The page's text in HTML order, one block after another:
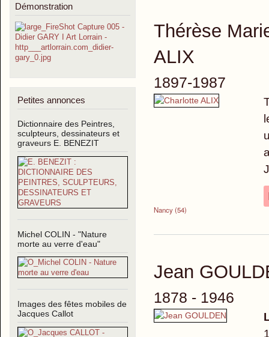
Démonstration
Petites annonces
Dictionnaire des Peintres,
sculpteurs, dessinateurs et
graveurs E. BENEZIT
Michel COLIN - "Nature
morte au verre d'eau"
Images des fêtes mobiles de
Jacques Callot
Thérèse
ALIX
1897-1987
Nancy (54)
Jean
1878 - 1946